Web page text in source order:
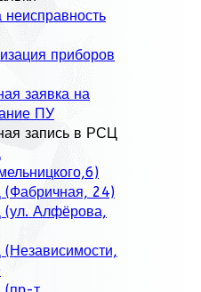
неисправность
приборов
заявка на
ПУ
запись в РСЦ
24)
Алфёрова,